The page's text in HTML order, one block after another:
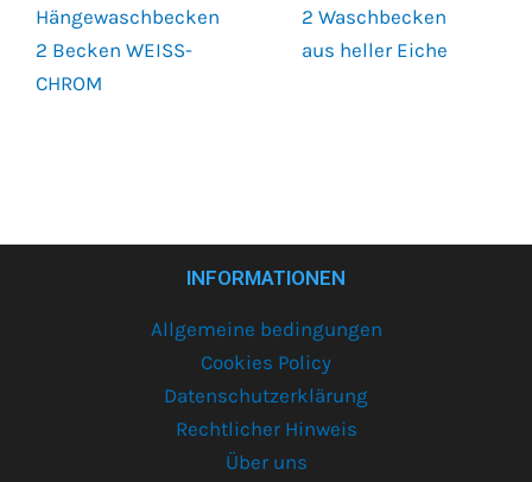
Hängewaschbecken
2 Becken WEISS-
CHROM
2 Waschbecken
aus heller Eiche
INFORMATIONEN
Allgemeine bedingungen
Cookies Policy
Datenschutzerklärung
Rechtlicher Hinweis
Über uns